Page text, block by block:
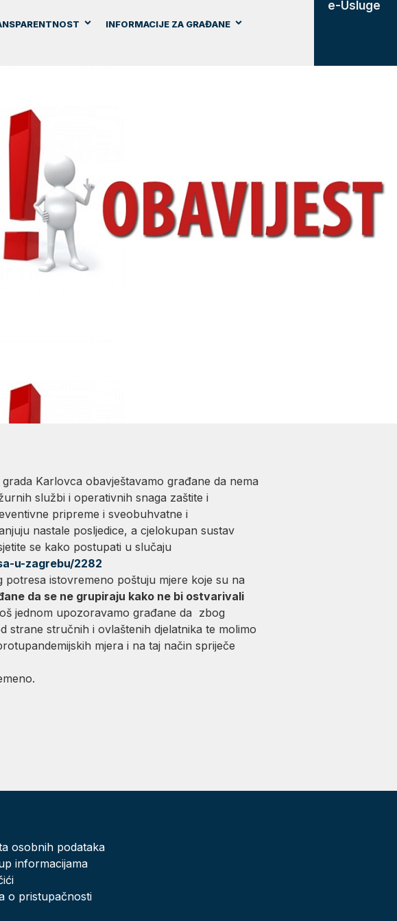
INFORMACIJE ZA GRAĐANE
e-Usluge
Karlovca obavještavamo građane da nema
službi i operativnih snaga zaštite i
pripreme i sveobuhvatne i
nastale posljedice, a cjelokupan sustav
se kako postupati u slučaju
u-zagrebu/2282
istovremeno poštuju mjere koje su na
da se ne grupiraju kako ne bi ostvarivali
jednom upozoravamo građane da zbog
stručnih i ovlaštenih djelatnika te molimo
mjera i na taj način spriječe
osobnih podataka
informacijama
o pristupačnosti